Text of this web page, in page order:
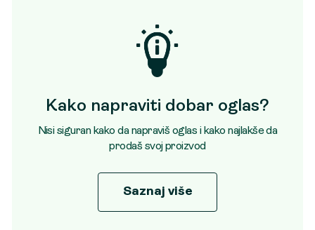
Kako napraviti dobar oglas?
Nisi siguran kako da napraviš oglas i kako najlakše da
prodaš svoj proizvod
Saznaj više